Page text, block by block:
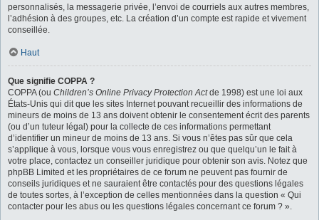
personnalisés, la messagerie privée, l’envoi de courriels aux autres membres,
l’adhésion à des groupes, etc. La création d’un compte est rapide et vivement
conseillée.
Haut
Que signifie COPPA ?
COPPA (ou Children’s Online Privacy Protection Actde 1998) est une loi aux
États-Unis qui dit que les sites Internet pouvant recueillir des informations de
mineurs de moins de 13 ans doivent obtenir le consentement écrit des parents
(ou d’un tuteur légal) pour la collecte de ces informations permettant
d’identifier un mineur de moins de 13 ans. Si vous n’êtes pas sûr que cela
s’applique à vous, lorsque vous vous enregistrez ou que quelqu’un le fait à
votre place, contactez un conseiller juridique pour obtenir son avis. Notez que
phpBB Limited et les propriétaires de ce forum ne peuvent pas fournir de
conseils juridiques et ne sauraient être contactés pour des questions légales
de toutes sortes, à l’exception de celles mentionnées dans la question « Qui
contacter pour les abus ou les questions légales concernant ce forum ? ».